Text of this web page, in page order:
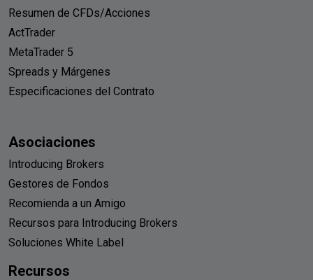
Resumen de CFDs/Acciones
ActTrader
MetaTrader 5
Spreads y Márgenes
Especificaciones del Contrato
Asociaciones
Introducing Brokers
Gestores de Fondos
Recomienda a un Amigo
Recursos para Introducing Brokers
Soluciones White Label
Recursos